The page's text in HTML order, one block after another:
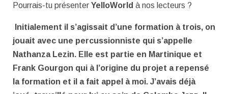
Pourrais-tu présenter YelloWorld à nos lecteurs ?
Initialement il s’agissait d’une formation à trois, on
jouait avec une percussionniste qui s’appelle
Nathanza Lezin. Elle est partie en Martinique et
Frank Gourgon qui à l’origine du projet a repensé
la formation et il a fait appel à moi. J’avais déjà